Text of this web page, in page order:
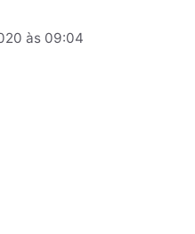
Militar, após